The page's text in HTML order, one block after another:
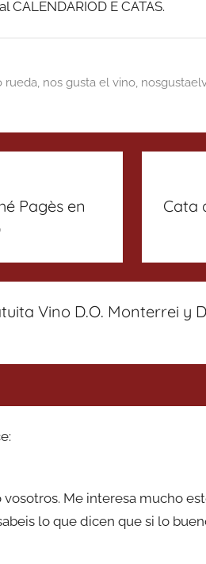
CALENDARIOD E CATAS.
rueda, nos gusta el vino,
Pagès en
Cata
Vino D.O. Monterrei y
Me interesa mucho
lo que dicen que si lo